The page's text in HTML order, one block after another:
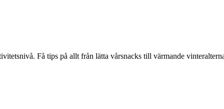
Få tips på allt från lätta vårsnacks till värmande